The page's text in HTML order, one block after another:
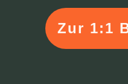
Zur 1:1